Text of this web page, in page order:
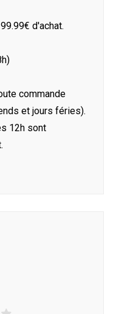
d'achat.
commande
et jours féries).
12h sont